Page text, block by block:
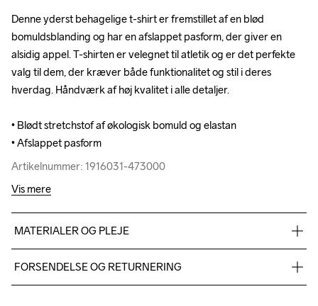
Denne yderst behagelige t-shirt er fremstillet af en blød
bomuldsblanding og har en afslappet pasform, der giver en
alsidig appel. T-shirten er velegnet til atletik og er det perfekte
valg til dem, der kræver både funktionalitet og stil i deres
hverdag. Håndværk af høj kvalitet i alle detaljer.
• Blødt stretchstof af økologisk bomuld og elastan
• Afslappet pasform
Artikelnummer: 1916031-473000
Denne yderst behagelige t-shirt er fremstillet af en blød
bomuldsblanding og har en afslappet pasform, der giver en
alsidig appel. T-shirten er velegnet til atletik og er det perfekte
valg til dem, der kræver både funktionalitet og stil i deres
hverdag. Håndværk af høj kvalitet i alle detaljer.
• Blødt stretchstof af økologisk bomuld og elastan
• Afslappet pasform
Artikelnummer: 1916031-473000
Vis mere
MATERIALER OG PLEJE
FORSENDELSE OG RETURNERING